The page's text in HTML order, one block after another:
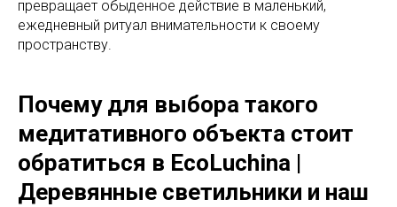
превращает обыденное действие в маленький,
ежедневный ритуал внимательности к своему
пространству.
Почему для выбора такого
медитативного объекта стоит
обратиться в EcoLuchina |
Деревянные светильники и наш